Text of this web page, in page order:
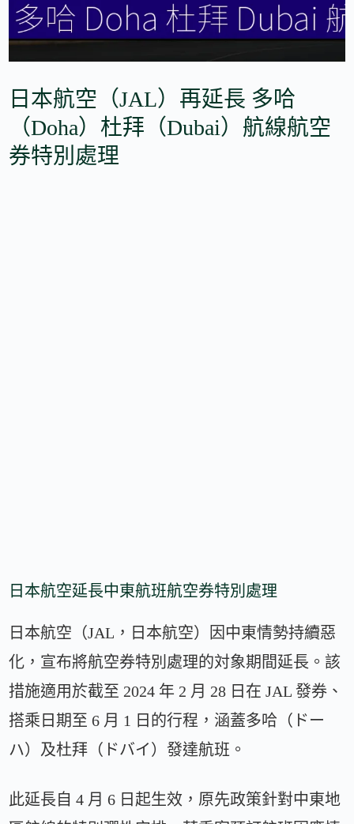
日本航空（JAL）再延長 多哈
（Doha）杜拜（Dubai）航線航空
券特別處理
日本航空延長中東航班航空券特別處理
日本航空（JAL，日本航空）因中東情勢持續惡
化，宣布將航空券特別處理的対象期間延長。該
措施適用於截至 2024 年 2 月 28 日在 JAL 發券、
搭乘日期至 6 月 1 日的行程，涵蓋多哈（ドー
ハ）及杜拜（ドバイ）發達航班。
此延長自 4 月 6 日起生效，原先政策針對中東地